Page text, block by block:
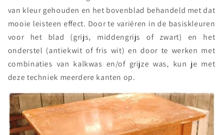
van kleur gehouden en het bovenblad behandeld met dat
mooie leisteen effect. Door te variëren in de basiskleuren
voor het blad (grijs, middengrijs of zwart) en het
onderstel (antiekwit of fris wit) en door te werken met
combinaties van kalkwas en/of grijze was, kun je met
deze techniek meerdere kanten op.